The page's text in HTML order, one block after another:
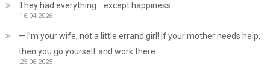
They had everything… except happiness.
16.04.2026
— I’m your wife, not a little errand girl! If your mother needs help,
then you go yourself and work there
25.06.2025